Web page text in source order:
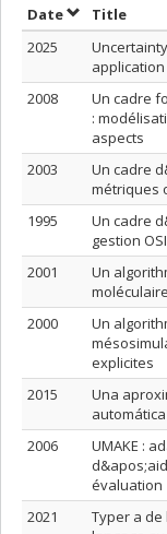
DateSort by date
Title
2025
application
2008
Un cadre
:
aspects
2003
Un cadre
métriques
1995
Un cadre
gestion OSI
2001
Un
moléculaire
2000
Un
explicites
2015
Una
2006
UMAKE :
évaluation
2021
Typer a de